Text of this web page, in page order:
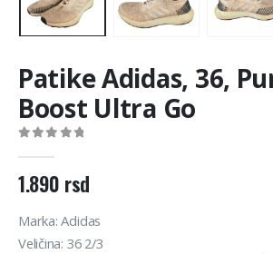
Patike Adidas, 36,
Boost Ultra Go
1.890 rsd
Marka: Adidas
Veličina: 36 2/3